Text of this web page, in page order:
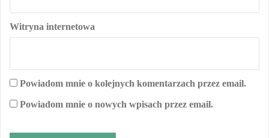
Witryna internetowa
Powiadom mnie o kolejnych komentarzach przez email.
Powiadom mnie o nowych wpisach przez email.